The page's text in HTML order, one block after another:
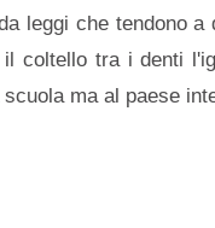
leggi che tendono a
coltello tra i denti
ma al paese